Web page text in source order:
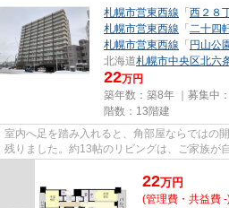
札幌市営東西線 「 西２８
札幌市営東西線 「 二十四
札幌市営東西線 「 円山公
北海道札幌市中央区北六
22万円
築年数：築8年 ｜募集中：
階数：13階建
室内へ足を踏み入れると、角部屋ならではの
残りました。約13帖のリビングは、ご家族が
22万円
(管理費・共益費 -